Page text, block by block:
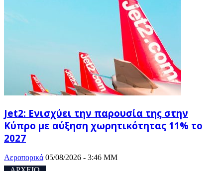
Jet2: Ενισχύει την παρουσία της στην
Κύπρο με αύξηση χωρητικότητας 11% το
2027
Αεροπορικά 05/08/2026 - 3:46 ΜΜ